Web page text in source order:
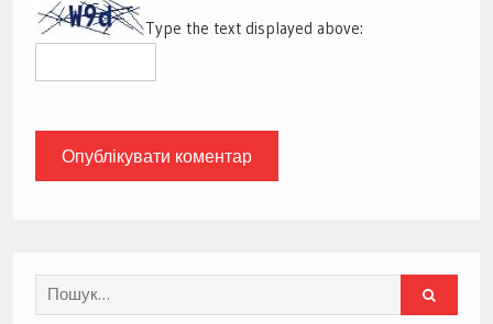
Type the text displayed above:
Search
for: